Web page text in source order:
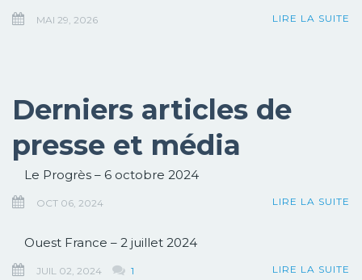
LIRE LA SUITE
MAI 29, 2026
Derniers articles de
presse et média
Le Progrès – 6 octobre 2024
LIRE LA SUITE
OCT 06, 2024
Ouest France – 2 juillet 2024
LIRE LA SUITE
JUIL 02, 2024 1